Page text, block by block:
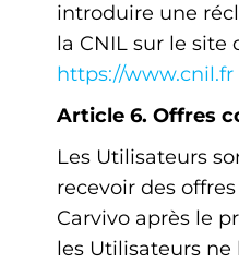
introduire une
la CNIL sur le site
https://www.cnil.fr
Article 6. Offres
Les Utilisateurs
recevoir des
Carvivo après le
les Utilisateurs ne